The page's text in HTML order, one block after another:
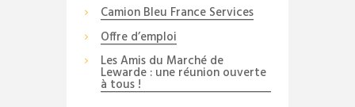
Camion Bleu France Services
Offre d’emploi
Les Amis du Marché de
Lewarde : une réunion ouverte
à tous !